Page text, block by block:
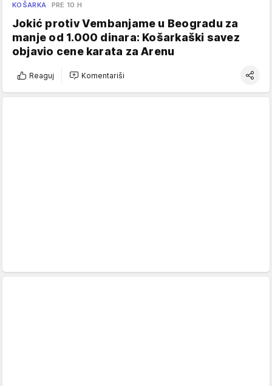
KOŠARKA PRE 10 H
Jokić protiv Vembanjame u Beogradu za
manje od 1.000 dinara: Košarkaški savez
objavio cene karata za Arenu
Reaguj Komentariši